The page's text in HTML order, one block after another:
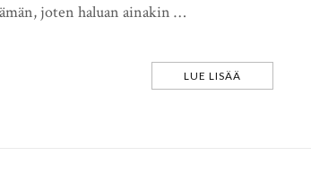
joten haluan ainakin …
LUE LISÄÄ